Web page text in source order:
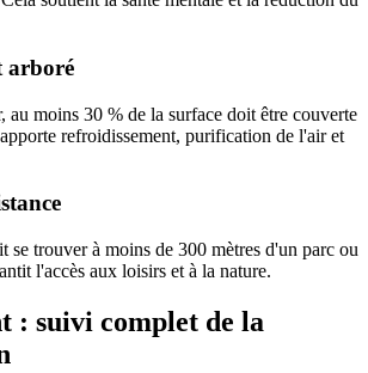
arboré
au moins 30 % de la surface doit être couverte
refroidissement, purification de l'air et
se trouver à moins de 300 mètres d'un parc ou
l'accès aux loisirs et à la nature.
: suivi complet de la